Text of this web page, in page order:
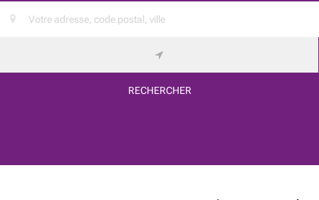
RECHERCHER